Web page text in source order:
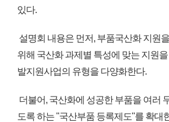
있다.
설명회 내용은 먼저, 부품국산화 지원
위해 국산화 과제별 특성에 맞는 지원
발지원사업의 유형을 다양화한다.
더불어, 국산화에 성공한 부품을 여러
도록 하는 "국산부품 등록제도"를 확대